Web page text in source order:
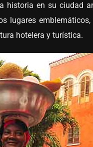
historia en su ciudad
lugares
hotelera y turística.